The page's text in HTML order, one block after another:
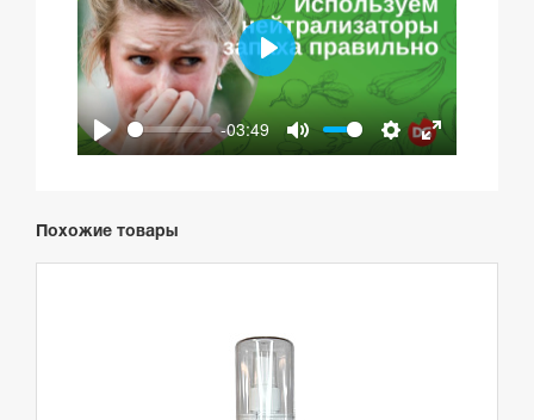
Play
-03:49
Mute
Settings
Enter
Play
Похожие товары